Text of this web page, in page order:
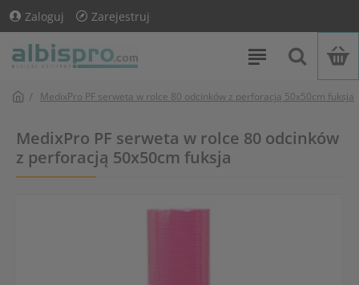
Zaloguj Zarejestruj
MedixPro PF serweta w rolce 80 odcinków z perforacją 50x50cm fuksja
MedixPro PF serweta w rolce 80 odcinków
z perforacją 50x50cm fuksja